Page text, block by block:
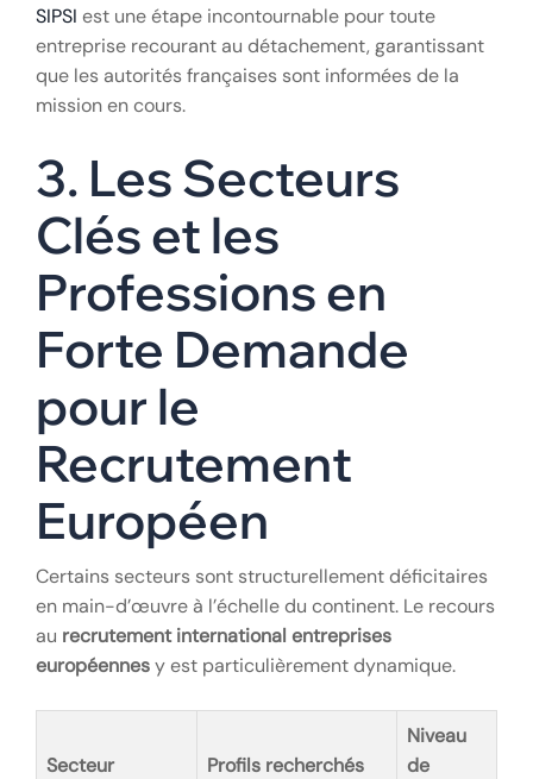
SIPSI est une étape incontournable pour toute
entreprise recourant au détachement, garantissant
que les autorités françaises sont informées de la
mission en cours.
3. Les Secteurs
Clés et les
Professions en
Forte Demande
pour le
Recrutement
Européen
Certains secteurs sont structurellement déficitaires
en main-d’œuvre à l’échelle du continent. Le recours
au recrutement international entreprises
européennesy est particulièrement dynamique.
Secteur Profils recherchés
Niveau
de